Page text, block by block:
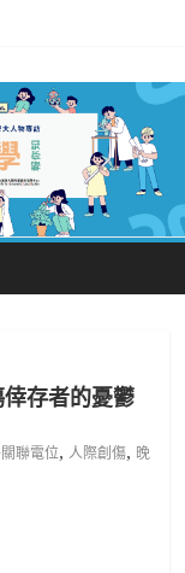
存者的憂鬱
聯電位, 人際創傷, 晚